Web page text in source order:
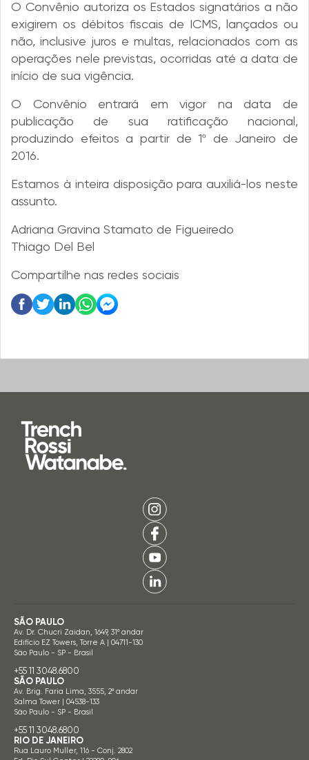
O Convênio autoriza os Estados signatários a não
exigirem os débitos fiscais de ICMS, lançados ou
não, inclusive juros e multas, relacionados com as
operações nele previstas, ocorridas até a data de
início de sua vigência.
O Convênio entrará em vigor na data de
publicação de sua ratificação nacional,
produzindo efeitos a partir de 1º de Janeiro de
2016.
Estamos à inteira disposição para auxiliá-los neste
assunto.
Adriana Gravina Stamato de Figueiredo
Thiago Del Bel
Compartilhe nas redes sociais
SÃO PAULO
Av. Dr. Chucri Zaidan, 1649, 31º andar
Edifício EZ Towers, Torre A | 04711-130
São Paulo - SP - Brasil
+55 11 3048.6800
SÃO PAULO
Av. Brig. Faria Lima, 3555, 2º andar
Salma Tower | 04538-133
São Paulo - SP - Brasil
+55 11 3048.6800
RIO DE JANEIRO
Rua Lauro Muller, 116 - Conj. 2802